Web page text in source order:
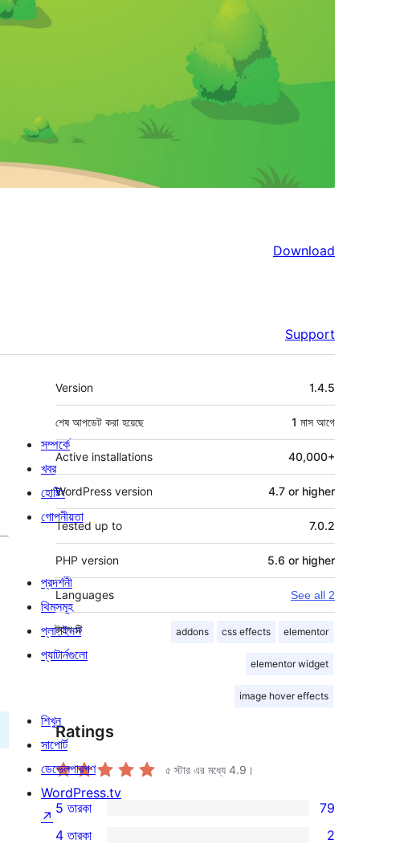
Download
Support
মেটা
Version 1.4.5
শেষ আপডেট করা হয়েছে 1 মাস আগে
Active installations 40,000+
WordPress version 4.7 or higher
Tested up to 7.0.2
PHP version 5.6 or higher
Languages See all 2
ট্যাগ addons css effects elementor
elementor widget
image hover effects
টি
Ratings
৫ স্টার এর মধ্যে 4.9 ।
79টি
5-
5 তারকা 79
4 তারকা 2
সম্পর্কে
খবর
হোষ্টিং
গোপনীয়তা
প্রদর্শনী
থিমসমূহ
প্লাগইনস
প্যাটার্নগুলো
শিখুন
সাপোর্ট
ডেভেলপারগণ
WordPress.tv
↗